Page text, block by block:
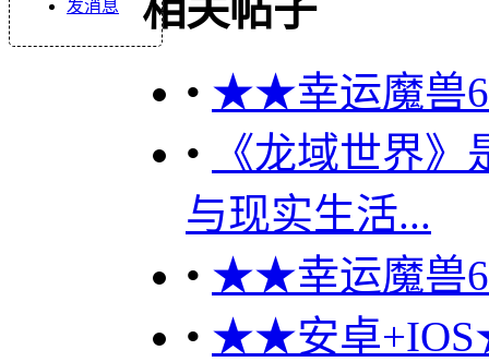
发消息 相关帖子
• ★★幸运魔兽
•
《龙域世界
与现实生活...
• ★★幸运魔兽
• ★★安卓